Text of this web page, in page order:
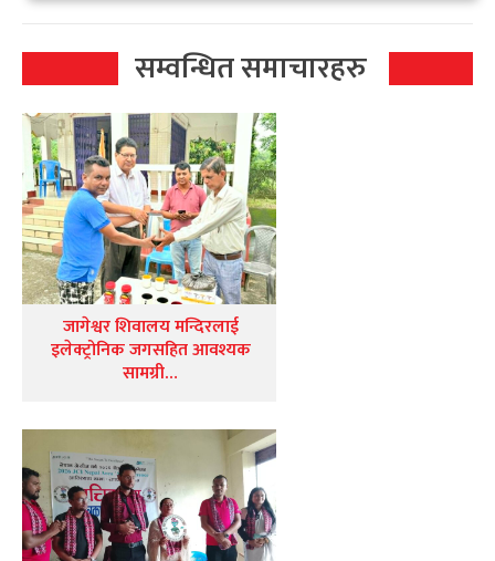
सम्वन्धित समाचारहरु
जागेश्वर शिवालय मन्दिरलाई
इलेक्ट्रोनिक जगसहित आवश्यक
सामग्री…